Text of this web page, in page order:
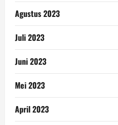
Agustus 2023
Juli 2023
Juni 2023
Mei 2023
April 2023